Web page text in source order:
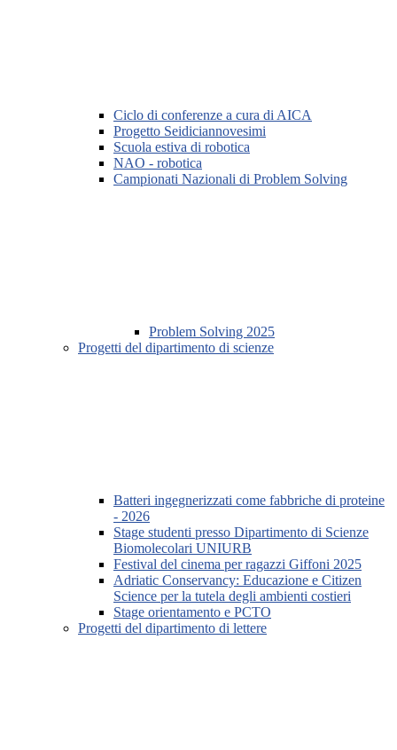
Ciclo di conferenze a cura di AICA
Progetto Seidiciannovesimi
Scuola estiva di robotica
NAO - robotica
Campionati Nazionali di Problem Solving
Problem Solving 2025
Progetti del dipartimento di scienze
Batteri ingegnerizzati come fabbriche di proteine
- 2026
Stage studenti presso Dipartimento di Scienze
Biomolecolari UNIURB
Festival del cinema per ragazzi Giffoni 2025
Adriatic Conservancy: Educazione e Citizen
Science per la tutela degli ambienti costieri
Stage orientamento e PCTO
Progetti del dipartimento di lettere